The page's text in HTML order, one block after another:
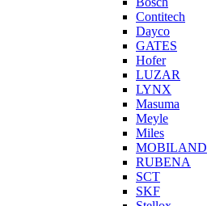
Contitech
Dayco
GATES
Hofer
LUZAR
LYNX
Masuma
Meyle
Miles
MOBILAND
RUBENA
SCT
SKF